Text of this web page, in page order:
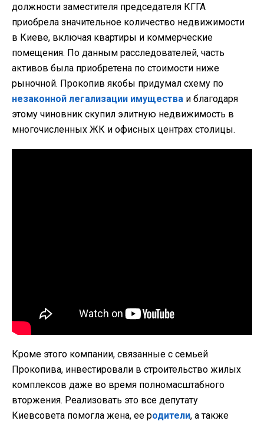
должности заместителя председателя КГГА
приобрела значительное количество недвижимости
в Киеве, включая квартиры и коммерческие
помещения. По данным расследователей, часть
активов была приобретена по стоимости ниже
рыночной. Прокопив якобы придумал схему по
незаконной легализации имущества и благодаря
этому чиновник скупил элитную недвижимость в
многочисленных ЖК и офисных центрах столицы.
Кроме этого компании, связанные с семьей
Прокопива, инвестировали в строительство жилых
комплексов даже во время полномасштабного
вторжения. Реализовать это все депутату
Киевсовета помогла жена, ее родители, а также